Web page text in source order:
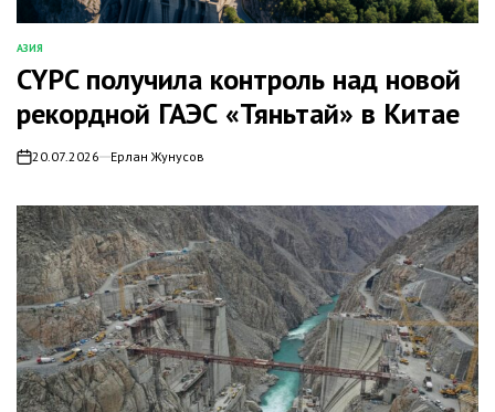
ОПУБЛИКОВАНО
В
АЗИЯ
CYPC получила контроль над новой
рекордной ГАЭС «Тяньтай» в Китае
on20.07.2026 Ерлан Жунусов